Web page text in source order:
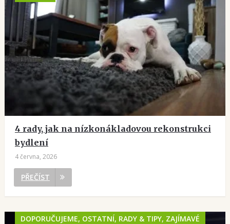
4 rady, jak na nízkonákladovou rekonstrukci
bydlení
4 června, 2026
PŘEČÍST
DOPORUČUJEME, OSTATNÍ, RADY & TIPY, ZAJÍMAVÉ